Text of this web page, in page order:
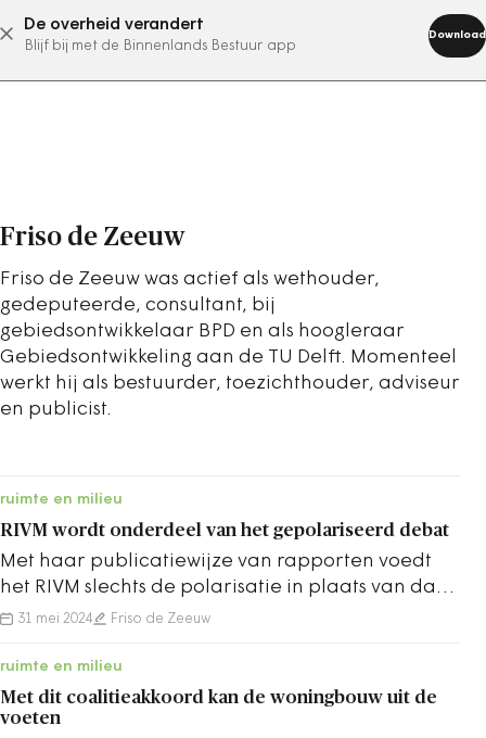
De overheid verandert
Blijf bij met de Binnenlands Bestuur app
Download
abonneer nu
Friso de Zeeuw
Friso de Zeeuw was actief als wethouder,
gedeputeerde, consultant, bij
gebiedsontwikkelaar BPD en als hoogleraar
Gebiedsontwikkeling aan de TU Delft. Momenteel
werkt hij als bestuurder, toezichthouder, adviseur
en publicist.
ruimte en milieu
RIVM wordt onderdeel van het gepolariseerd debat
Met haar publicatiewijze van rapporten voedt
het RIVM slechts de polarisatie in plaats van dat
het de broodnodige nuance biedt.
31 mei 2024 Friso de Zeeuw
ruimte en milieu
Met dit coalitieakkoord kan de woningbouw uit de
voeten